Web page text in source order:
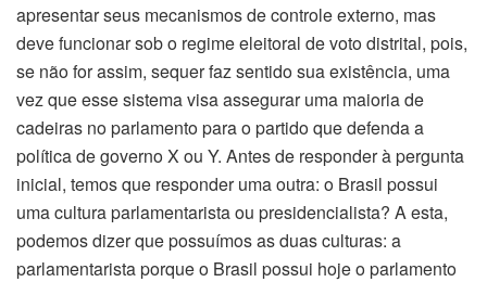
apresentar seus mecanismos de controle externo, mas
deve funcionar sob o regime eleitoral de voto distrital, pois,
se não for assim, sequer faz sentido sua existência, uma
vez que esse sistema visa assegurar uma maioria de
cadeiras no parlamento para o partido que defenda a
política de governo X ou Y. Antes de responder à pergunta
inicial, temos que responder uma outra: o Brasil possui
uma cultura parlamentarista ou presidencialista? A esta,
podemos dizer que possuímos as duas culturas: a
parlamentarista porque o Brasil possui hoje o parlamento